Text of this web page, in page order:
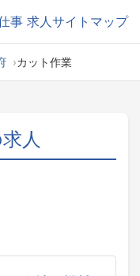
事 求人サイトマップ
カット作業
人